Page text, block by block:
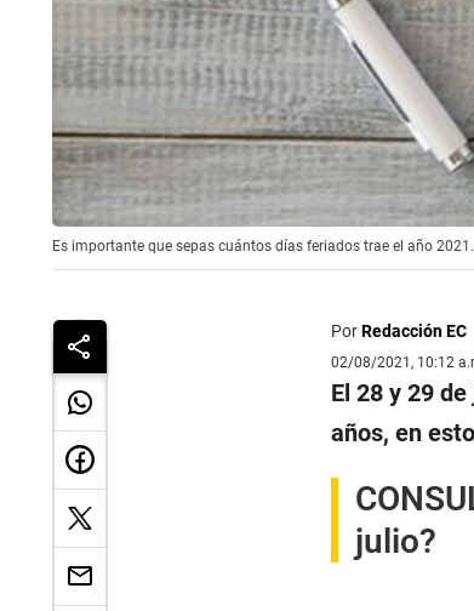
Es importante que sepas cuántos días feriados trae el año
PorRedacción EC
02/08/2021, 10:12
El 28 y 29
años, en
julio?